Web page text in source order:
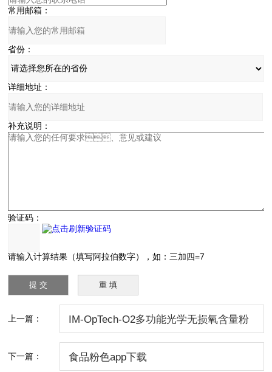
常用邮箱：
省份：
详细地址：
补充说明：
验证码：
请输入计算结果（填写阿拉伯数字），如：三加四=7
上一篇： IM-OpTech-O2多功能光学无损氧含量粉
下一篇： 食品粉色app下载